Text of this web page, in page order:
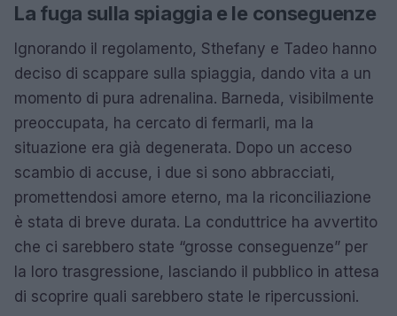
La fuga sulla spiaggia e le conseguenze
Ignorando il regolamento, Sthefany e Tadeo hanno
deciso di scappare sulla spiaggia, dando vita a un
momento di pura adrenalina. Barneda, visibilmente
preoccupata, ha cercato di fermarli, ma la
situazione era già degenerata. Dopo un acceso
scambio di accuse, i due si sono abbracciati,
promettendosi amore eterno, ma la riconciliazione
è stata di breve durata. La conduttrice ha avvertito
che ci sarebbero state “grosse conseguenze” per
la loro trasgressione, lasciando il pubblico in attesa
di scoprire quali sarebbero state le ripercussioni.